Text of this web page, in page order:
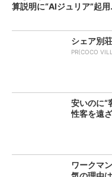
算説明に“AIジュリア”起用
シェア別
PR(COCO
安いのに
性客を遠
ワークマ